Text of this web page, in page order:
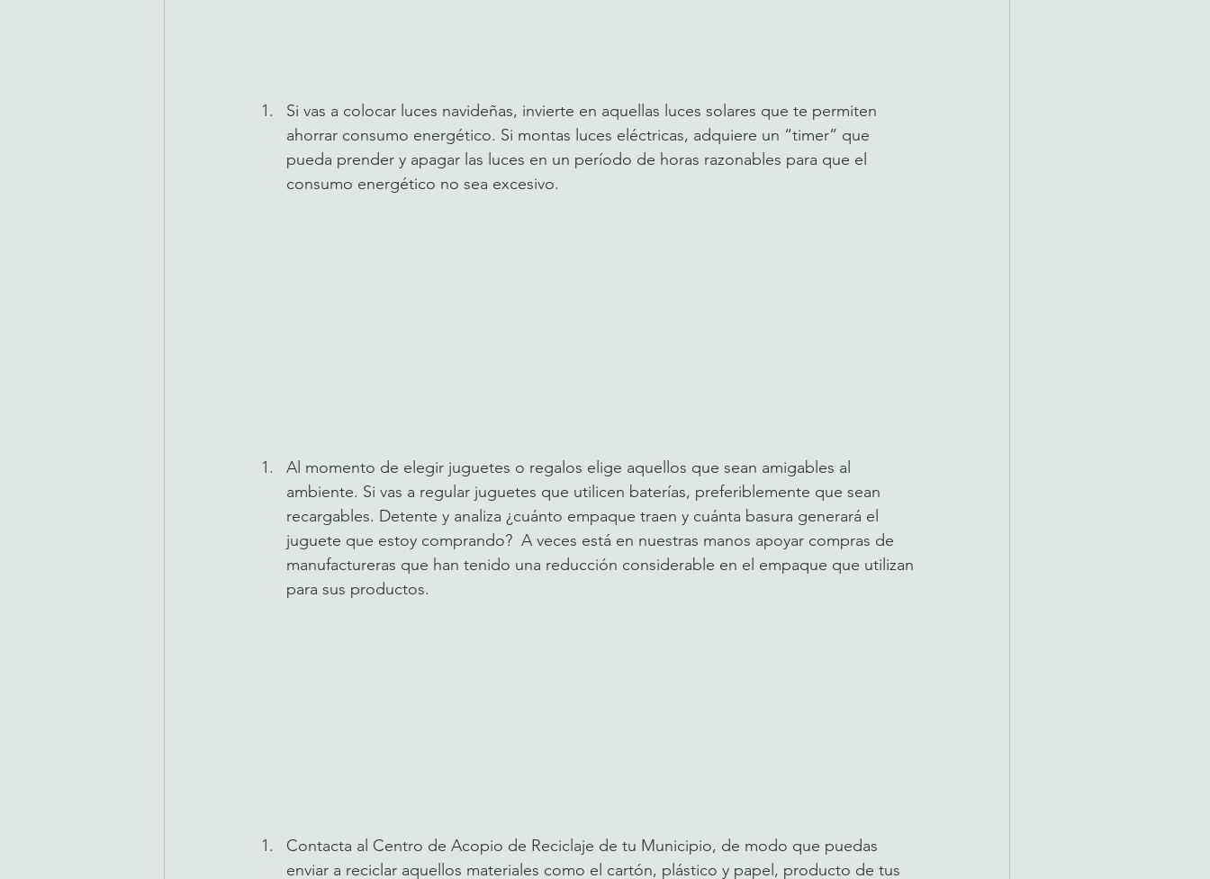
Si vas a colocar luces navideñas, invierte en aquellas luces solares que te permiten
ahorrar consumo energético. Si montas luces eléctricas, adquiere un “timer” que
pueda prender y apagar las luces en un período de horas razonables para que el
consumo energético no sea excesivo.
Al momento de elegir juguetes o regalos elige aquellos que sean amigables al
ambiente. Si vas a regular juguetes que utilicen baterías, preferiblemente que sean
recargables. Detente y analiza ¿cuánto empaque traen y cuánta basura generará el
juguete que estoy comprando?  A veces está en nuestras manos apoyar compras de
manufactureras que han tenido una reducción considerable en el empaque que utilizan
para sus productos.
Contacta al Centro de Acopio de Reciclaje de tu Municipio, de modo que puedas
enviar a reciclar aquellos materiales como el cartón, plástico y papel, producto de tus